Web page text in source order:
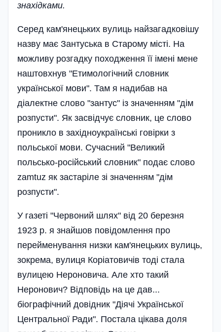
знахідками.
Серед кам'янецьких вулиць найзагадковішу
назву має Зантуська в Старому місті. На
можливу розгадку походження її імені мене
наштовхнув "Етимологічний словник
української мови". Там я надибав на
діалектне слово "зантус" із значенням "дім
розпусти". Як засвідчує словник, це слово
проникло в західноукраїнські говірки з
польської мови. Сучасний "Великий
польсько-російський словник" подає слово
zamtuz як застаріле зі значенням "дім
розпусти".
У газеті "Червоний шлях" від 20 березня
1923 р. я знайшов повідомлення про
перейменування низки кам'янецьких вулиць,
зокрема, вулиця Коріатовичів тоді стала
вулицею Нероновича. Але хто такий
Неронович? Відповідь на це дав...
біографічний довідник "Діячі Української
Центральної Ради". Постала цікава доля